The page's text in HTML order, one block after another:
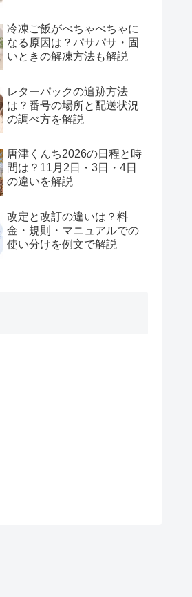
冷凍ご飯がべちゃべちゃに
なる原因は？パサパサ・固
いときの解凍方法も解説
レターパックの追跡方法
は？番号の場所と配送状況
の調べ方を解説
唐津くんち2026の日程と時
間は？11月2日・3日・4日
の違いを解説
改定と改訂の違いは？料
金・規則・マニュアルでの
使い分けを例文で解説